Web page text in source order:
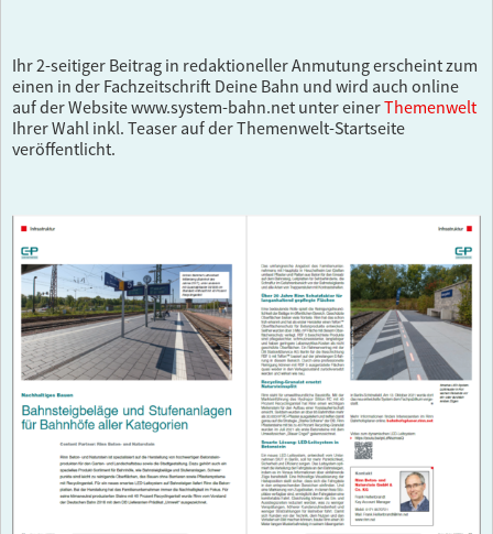
Ihr 2-seitiger Beitrag in redaktioneller Anmutung erscheint zum
einen in der Fachzeitschrift Deine Bahn und wird auch online
auf der Website www.system-bahn.net unter einerThemenwelt
Ihrer Wahl inkl. Teaser auf der Themenwelt-Startseite
veröffentlicht.